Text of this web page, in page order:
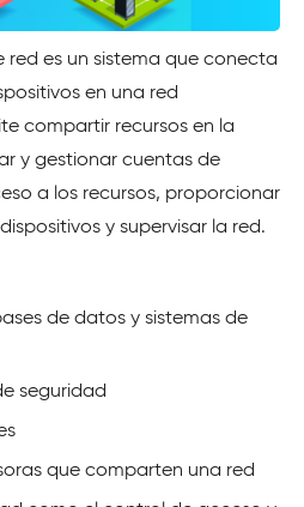
red es un sistema que conecta
en una red
compartir recursos en la
y gestionar cuentas de
a los recursos, proporcionar
y supervisar la red.
de datos y sistemas de
seguridad
que comparten una red